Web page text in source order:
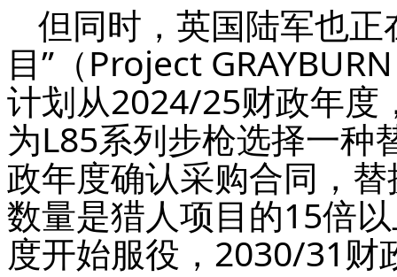
但同时，英国陆军也
目”（Project
计划从2024/25财政年度
为L85系列步枪选择一种
政年度确认采购合同，
数量是猎人项目的15倍
度开始服役，2030/31财